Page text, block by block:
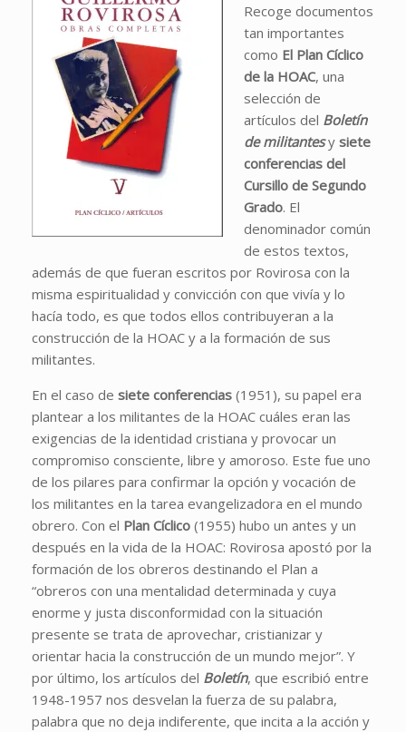
Recoge documentos
tan importantes
como El Plan Cíclico
de la HOAC, una
selección de
artículos del Boletín
de militantesy siete
conferencias del
Cursillo de Segundo
Grado. El
denominador común
de estos textos,
además de que fueran escritos por Rovirosa con la
misma espiritualidad y convicción con que vivía y lo
hacía todo, es que todos ellos contribuyeran a la
construcción de la HOAC y a la formación de sus
militantes.
En el caso de siete conferencias (1951), su papel era
plantear a los militantes de la HOAC cuáles eran las
exigencias de la identidad cristiana y provocar un
compromiso consciente, libre y amoroso. Este fue uno
de los pilares para confirmar la opción y vocación de
los militantes en la tarea evangelizadora en el mundo
obrero. Con el Plan Cíclico (1955) hubo un antes y un
después en la vida de la HOAC: Rovirosa apostó por la
formación de los obreros destinando el Plan a
“obreros con una mentalidad determinada y cuya
enorme y justa disconformidad con la situación
presente se trata de aprovechar, cristianizar y
orientar hacia la construcción de un mundo mejor”. Y
por último, los artículos del Boletín, que escribió entre
1948-1957 nos desvelan la fuerza de su palabra,
palabra que no deja indiferente, que incita a la acción y